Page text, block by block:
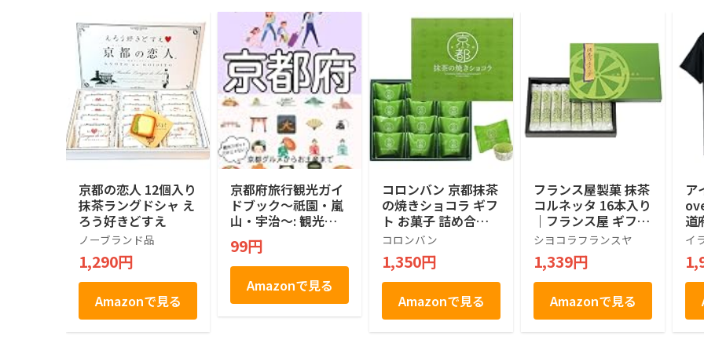
京都の恋人 12個入り
抹茶ラングドシャ え
ろう好きどすえ
ノーブランド品
1,290円
Amazonで見る
京都府旅行観光ガイ
ドブック〜祇園・嵐
山・宇治〜: 観光ス
ポットだけじゃな
い！京都グルメから
お土産まで京都の魅
力満載 京都観光ガイ
ドブック
99円
Amazonで見る
コロンバン 京都抹茶
の焼きショコラ ギフ
ト お菓子 詰め合わ
せ 個包装 プレゼン
ト 土産 抹茶 焼きシ
ョコラ 12個入り
コロンバン
1,350円
Amazonで見る
フランス屋製菓 抹茶
コルネッタ 16本入り
｜フランス屋 ギフト
お土産 京都 抹茶 お
土産 敬老の日
シヨコラフランスヤ
1,339円
Amazonで見る
ア
道
モ
旅
ャ
イ